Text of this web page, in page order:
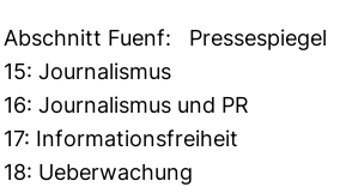
Abschnitt Fuenf: Pres­se­spiegel
15: Jour­na­lismus
16: Jour­na­lismus und PR
17: Infor­ma­ti­ons­frei­heit
18: Ueber­wa­chung